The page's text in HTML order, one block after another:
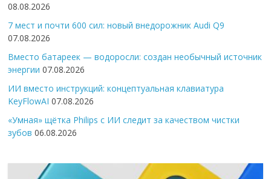
08.08.2026
7 мест и почти 600 сил: новый внедорожник Audi Q9
07.08.2026
Вместо батареек — водоросли: создан необычный источник
энергии 07.08.2026
ИИ вместо инструкций: концептуальная клавиатура
KeyFlowAI 07.08.2026
«Умная» щётка Philips с ИИ следит за качеством чистки
зубов 06.08.2026